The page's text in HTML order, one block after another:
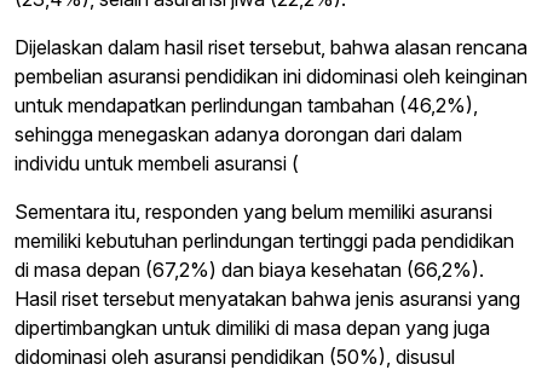
Dijelaskan dalam hasil riset tersebut, bahwa alasan rencana
pembelian asuransi pendidikan ini didominasi oleh keinginan
untuk mendapatkan perlindungan tambahan (46,2%),
sehingga menegaskan adanya dorongan dari dalam
individu untuk membeli asuransi (
Sementara itu, responden yang belum memiliki asuransi
memiliki kebutuhan perlindungan tertinggi pada pendidikan
di masa depan (67,2%) dan biaya kesehatan (66,2%).
Hasil riset tersebut menyatakan bahwa jenis asuransi yang
dipertimbangkan untuk dimiliki di masa depan yang juga
didominasi oleh asuransi pendidikan (50%), disusul